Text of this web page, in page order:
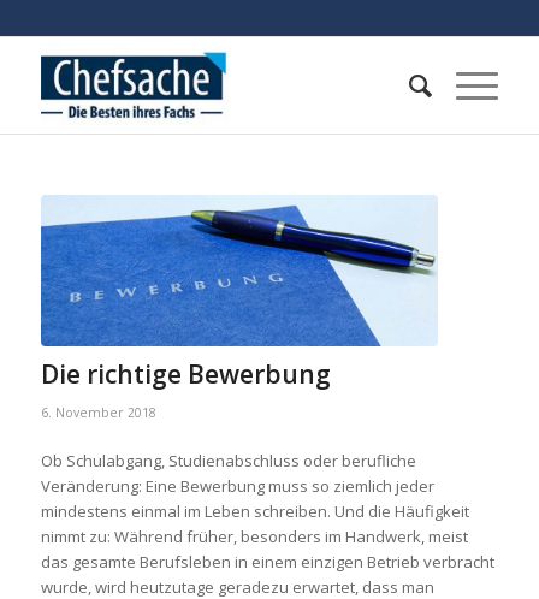
Die richtige Bewerbung
6. November 2018
Ob Schulabgang, Studienabschluss oder berufliche
Veränderung: Eine Bewerbung muss so ziemlich jeder
mindestens einmal im Leben schreiben. Und die Häufigkeit
nimmt zu: Während früher, besonders im Handwerk, meist
das gesamte Berufsleben in einem einzigen Betrieb verbracht
wurde, wird heutzutage geradezu erwartet, dass man